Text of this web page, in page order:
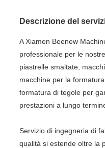
Descrizione del
A Xiamen Beenew
professionale per le
piastrelle smaltate,
macchine per la
formatura di tegole per
prestazioni a lungo
Servizio di ingegneria di
qualità si estende oltre la